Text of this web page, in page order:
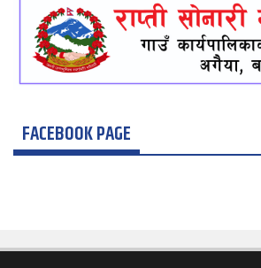
FACEBOOK PAGE